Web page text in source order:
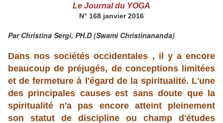
Le Journal du YOGA
N° 168 janvier 2016
Par Christina Sergi, PH.D(Swami Christinananda)
Dans nos sociétés occidentales , il y a encore
beaucoup de préjugés, de conceptions limitées
et de fermeture à l'égard de la spiritualité. L'une
des principales causes est sans doute que la
spiritualité n'a pas encore atteint pleinement
son statut de discipline ou champ d'études